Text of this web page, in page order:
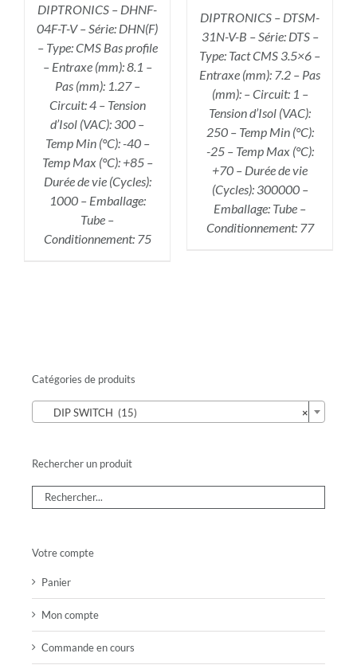
DIPTRONICS – DHNF-
04F-T-V – Série: DHN(F)
– Type: CMS Bas profile
– Entraxe (mm): 8.1 –
Pas (mm): 1.27 –
Circuit: 4 – Tension
d’Isol (VAC): 300 –
Temp Min (°C): -40 –
Temp Max (°C): +85 –
Durée de vie (Cycles):
1000 – Emballage:
Tube –
Conditionnement: 75
DIPTRONICS – DTSM-
31N-V-B – Série: DTS –
Type: Tact CMS 3.5×6 –
Entraxe (mm): 7.2 – Pas
(mm): – Circuit: 1 –
Tension d’Isol (VAC):
250 – Temp Min (°C):
-25 – Temp Max (°C):
+70 – Durée de vie
(Cycles): 300000 –
Emballage: Tube –
Conditionnement: 77
Catégories de produits
×
DIP SWITCH (15)
Rechercher un produit
Votre compte
Panier
Mon compte
Commande en cours